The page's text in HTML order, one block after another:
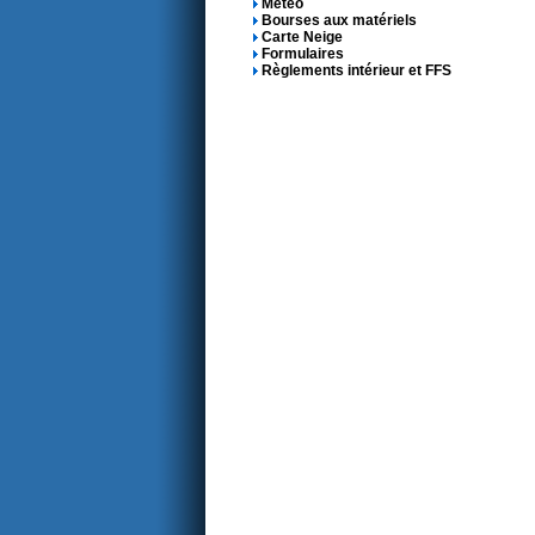
Météo
Bourses aux matériels
Carte Neige
Formulaires
Règlements intérieur et FFS